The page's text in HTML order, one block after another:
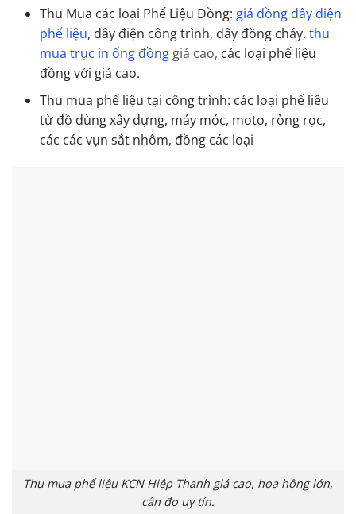
Thu Mua các loại Phế Liệu Đồng: giá đồng dây diện
phế liệu, dây điện công trình, dây đồng cháy, thu
mua trục in ống đồng giá cao, các loại phế liệu
đồng với giá cao.
Thu mua phế liệu tại công trình: các loại phế liêu
từ đồ dùng xây dựng, máy móc, moto, ròng rọc,
các các vụn sắt nhôm, đồng các loại
Thu mua phế liệu KCN Hiệp Thạnh giá cao, hoa hồng lớn,
cân đo uy tín.